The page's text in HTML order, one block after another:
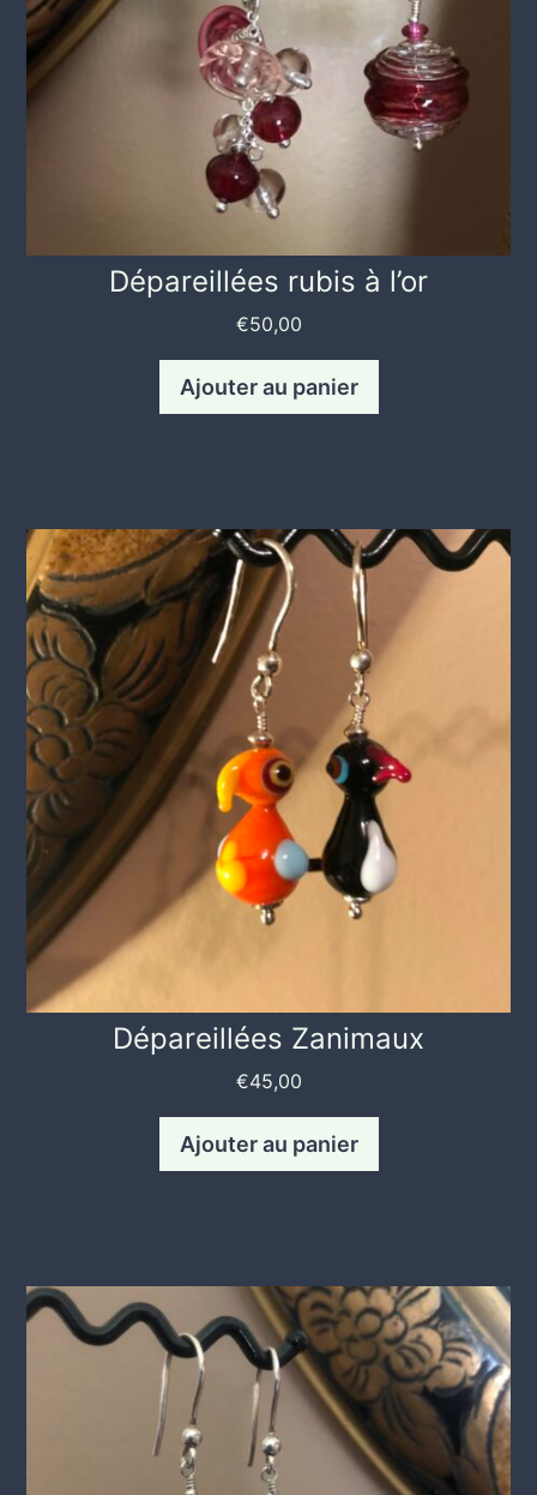
Dépareillées rubis à l’or
€50,00
Ajouter au panier
Dépareillées Zanimaux
€45,00
Ajouter au panier